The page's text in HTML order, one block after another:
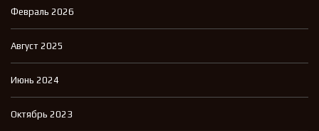
Февраль 2026
Август 2025
Июнь 2024
Октябрь 2023